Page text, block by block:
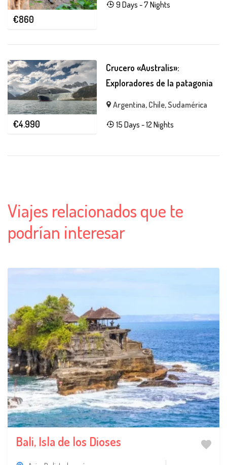
€860
9 Days - 7 Nights
€4.990
Crucero «Australis»:
Exploradores de la patagonia
Argentina, Chile,Sudamérica
15 Days - 12 Nights
Viajes relacionados que te
podrían interesar
Bali, Isla de los Dioses